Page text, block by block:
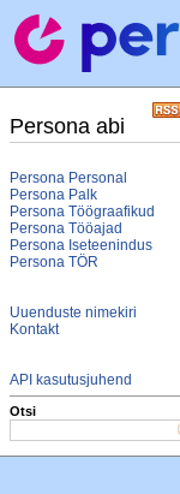
Persona abi
Persona Personal
Persona Palk
Persona Töögraafikud
Persona Tööajad
Persona Iseteenindus
Persona TÖR
Uuenduste nimekiri
Kontakt
API kasutusjuhend
Otsi